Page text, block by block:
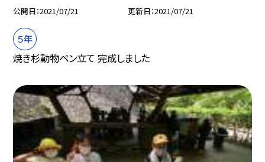
公開日 2021/07/21 更新日 2021/07/21
５年
焼き杉動物ペン立て 完成しました